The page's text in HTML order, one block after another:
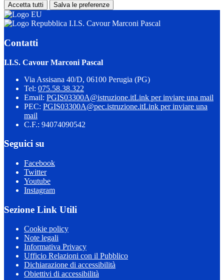
Accetta tutti Salva le preferenze
I.I.S. Cavour Marconi Pascal
Contatti
I.I.S. Cavour Marconi Pascal
Via Assisana 40/D, 06100 Perugia (PG)
Tel: 075.58.38.322
Email: PGIS03300A@istruzione.itLink per inviare una mail
PEC: PGIS03300A@pec.istruzione.itLink per inviare una
mail
C.F.: 94074090542
Seguici su
Facebook
Twitter
Youtube
Instagram
Sezione Link Utili
Cookie policy
Note legali
Informativa Privacy
Ufficio Relazioni con il Pubblico
Dichiarazione di accessibilità
Obiettivi di accessibilità